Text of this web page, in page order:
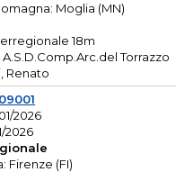
Moglia (MN)
18m
A.S.D.Comp.Arc.del Torrazzo
Renato
2026
2026
Firenze (FI)